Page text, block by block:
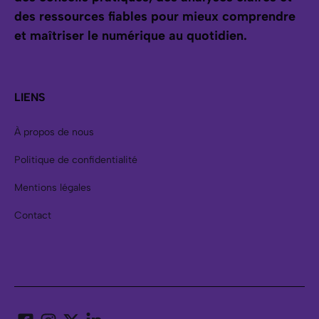
des ressources fiables pour mieux comprendre
et maîtriser le numérique au quotidien.
LIENS
À propos de nous
Politique de confidentialité
Mentions légales
Contact